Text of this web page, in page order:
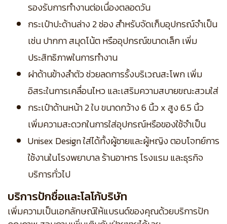
รองรับการทำงานต่อเนื่องตลอดวัน
กระเป๋าปะด้านล่าง 2 ช่อง สำหรับจัดเก็บอุปกรณ์จำเป็น
เช่น ปากกา สมุดโน้ต หรืออุปกรณ์ขนาดเล็ก เพิ่ม
ประสิทธิภาพในการทำงาน
ผ่าด้านข้างลำตัว ช่วยลดการรั้งบริเวณสะโพก เพิ่ม
อิสระในการเคลื่อนไหว และเสริมความสบายขณะสวมใส่
กระเป๋าด้านหน้า 2 ใบ ขนาดกว้าง 6 นิ้ว x สูง 6.5 นิ้ว
เพิ่มความสะดวกในการใส่อุปกรณ์หรือของใช้จำเป็น
Unisex Design ใส่ได้ทั้งผู้ชายและผู้หญิง ตอบโจทย์การ
ใช้งานในโรงพยาบาล ร้านอาหาร โรงแรม และธุรกิจ
บริการทั่วไป
บริการปักชื่อและโลโก้บริษัท
เพิ่มความเป็นเอกลักษณ์ให้แบรนด์ของคุณด้วยบริการปัก